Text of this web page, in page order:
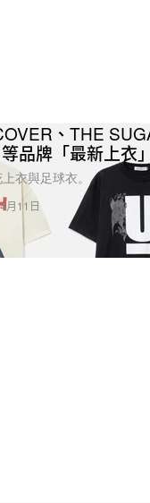
、THE
品牌「最新上衣
衣與足球衣。
月11日